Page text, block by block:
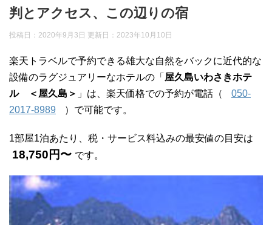
判とアクセス、この辺りの宿
投稿日：2020年9月3日 更新日： 2023年10月10日
楽天トラベルで予約できる雄大な自然をバックに近代的な
設備のラグジュアリーなホテルの「 屋久島いわさきホテ
ル ＜屋久島＞ 」は、楽天価格での予約が電話（
050-
2017-8989
）で可能です。
1部屋1泊あたり、税・サービス料込みの最安値の目安は
18,750円〜 です。